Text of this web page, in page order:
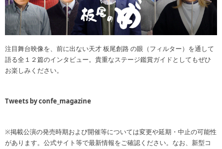
注目舞台映像を、前に出ない天才 板尾創路 の眼（フィルター）を通して
語る全１２篇のインタビュー。貴重なステージ鑑賞ガイドとしてもぜひ
お楽しみください。
Tweets by confe_magazine
※掲載公演の発売時期および開催等については変更や延期・中止の可能性
があります。公式サイト等で最新情報をご確認ください。なお、新型コ